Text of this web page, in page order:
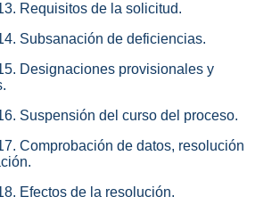
Requisitos de la solicitud.
Subsanación de deficiencias.
Designaciones provisionales y
Suspensión del curso del proceso.
Comprobación de datos, resolución
Efectos de la resolución.